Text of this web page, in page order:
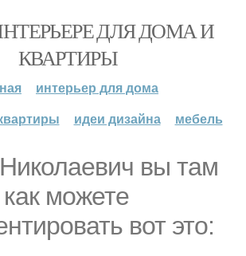
ДЛЯ ДОМА И
КВАРТИРЫ
интерьер для дома
идеи дизайна мебель
вы там
можете
вот это: